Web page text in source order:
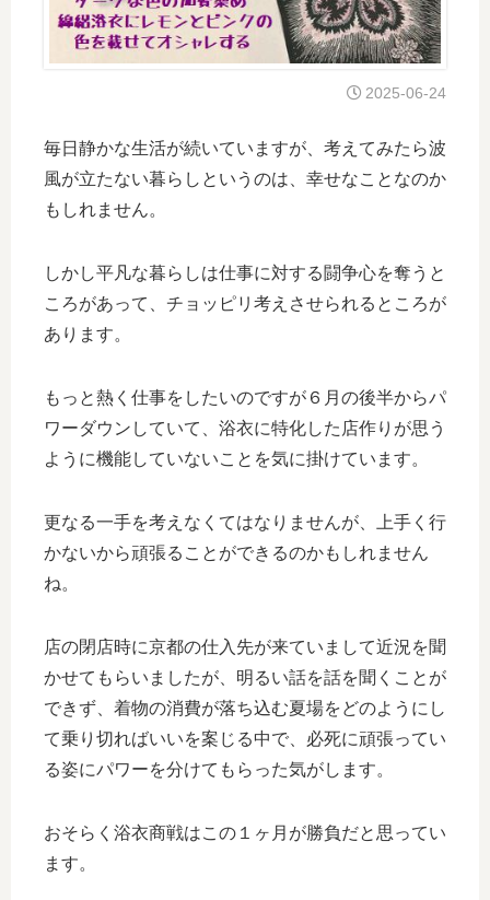
2025-06-24
毎日静かな生活が続いていますが、考えてみたら波
風が立たない暮らしというのは、幸せなことなのか
もしれません。
しかし平凡な暮らしは仕事に対する闘争心を奪うと
ころがあって、チョッピリ考えさせられるところが
あります。
もっと熱く仕事をしたいのですが６月の後半からパ
ワーダウンしていて、浴衣に特化した店作りが思う
ように機能していないことを気に掛けています。
更なる一手を考えなくてはなりませんが、上手く行
かないから頑張ることができるのかもしれません
ね。
店の閉店時に京都の仕入先が来ていまして近況を聞
かせてもらいましたが、明るい話を話を聞くことが
できず、着物の消費が落ち込む夏場をどのようにし
て乗り切ればいいを案じる中で、必死に頑張ってい
る姿にパワーを分けてもらった気がします。
おそらく浴衣商戦はこの１ヶ月が勝負だと思ってい
ます。